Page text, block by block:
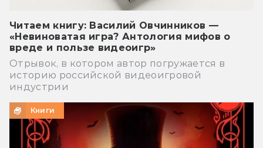
Читаем книгу: Василий Овчинников —
«Невиноватая игра? Антология мифов о
вреде и пользе видеоигр»
Отрывок, в котором автор погружается в
историю российской видеоигровой
индустрии
Книги